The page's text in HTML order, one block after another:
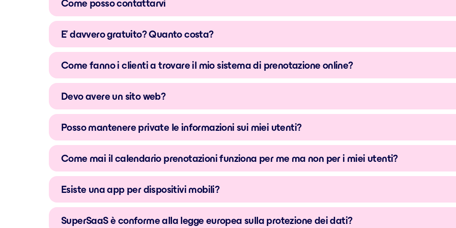
Come posso contattarvi
E’ davvero gratuito? Quanto costa?
Come fanno i clienti a trovare il mio sistema di prenotazione online?
Devo avere un sito web?
Posso mantenere private le informazioni sui miei utenti?
Come mai il calendario prenotazioni funziona per me ma non per i miei utenti?
Esiste una app per dispositivi mobili?
SuperSaaS è conforme alla legge europea sulla protezione dei dati?